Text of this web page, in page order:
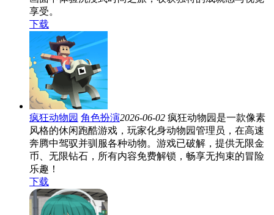
享受。
下载
疯狂动物园 角色扮演2026-06-02 疯狂动物园是一款像素
风格的休闲跑酷游戏，玩家化身动物园管理员，在高速
奔腾中驾驭并驯服各种动物。游戏已破解，提供无限金
币、无限钻石，所有内容免费解锁，畅享无拘束的冒险
乐趣！
下载